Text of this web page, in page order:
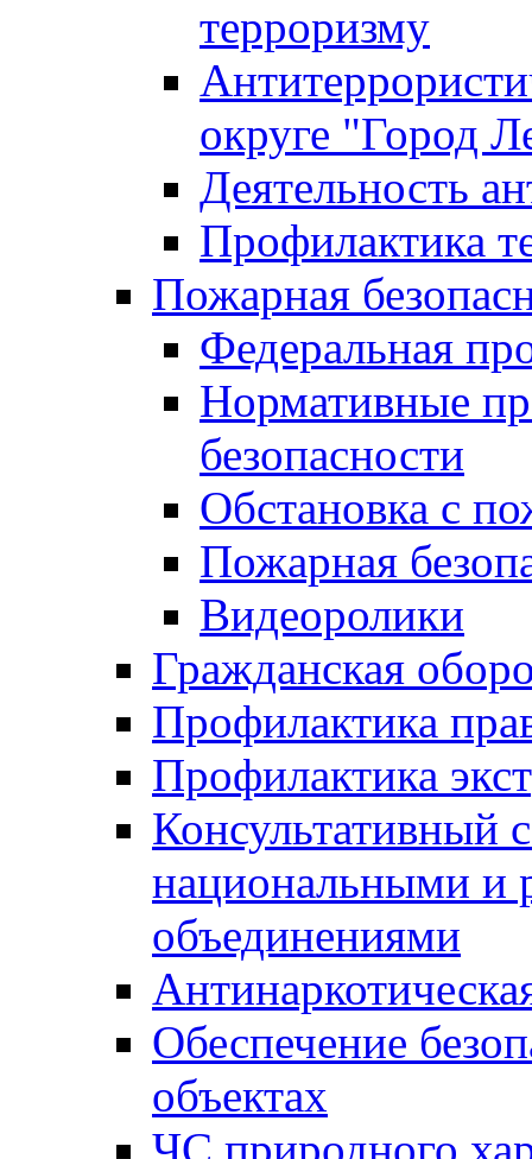
терроризму
округе "Город
Деятельность
Профилактика
Пожарная
Федеральная
Нормативные
безопасности
Обстановка с
Пожарная
Видеоролики
Гражданская
Профилактика
Профилактика
Консультативный
национальными и
объединениями
Обеспечение
объектах